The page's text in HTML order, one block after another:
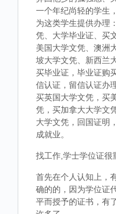
一个年纪尚轻的学生
为这类学生提供办理
凭、大学毕业证、买
美国大学文凭、澳洲
坡大学文凭、新西兰
买毕业证，毕业证购
信认证，留信认证办
买英国大学文凭，买
凭，买加拿大大学文
大学文凭，回国证明
成就业。
找工作,学士学位证很
首先在个人认知上，
确的的，因为学位证
平而授予的证书，有